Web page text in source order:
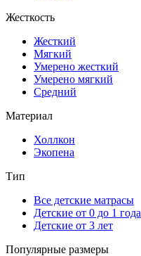
Жесткость
Жесткий
Мягкий
Умерено жесткий
Умерено мягкий
Средний
Материал
Холлкон
Экопена
Тип
Все детские матрасы
Детские от 0 до 1 года
Детские от 3 лет
Популярные размеры